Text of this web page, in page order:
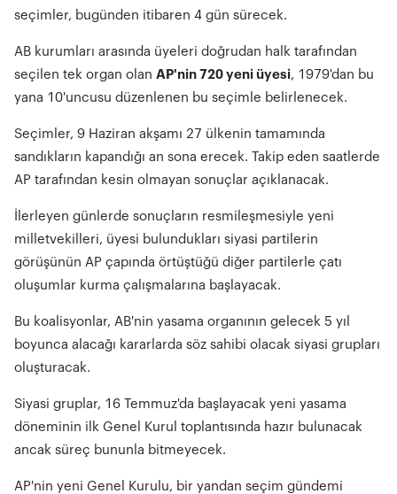
seçimler, bugünden itibaren 4 gün sürecek.
AB kurumları arasında üyeleri doğrudan halk tarafından
seçilen tek organ olan AP'nin 720 yeni üyesi, 1979'dan bu
yana 10'uncusu düzenlenen bu seçimle belirlenecek.
Seçimler, 9 Haziran akşamı 27 ülkenin tamamında
sandıkların kapandığı an sona erecek. Takip eden saatlerde
AP tarafından kesin olmayan sonuçlar açıklanacak.
İlerleyen günlerde sonuçların resmileşmesiyle yeni
milletvekilleri, üyesi bulundukları siyasi partilerin
görüşünün AP çapında örtüştüğü diğer partilerle çatı
oluşumlar kurma çalışmalarına başlayacak.
Bu koalisyonlar, AB'nin yasama organının gelecek 5 yıl
boyunca alacağı kararlarda söz sahibi olacak siyasi grupları
oluşturacak.
Siyasi gruplar, 16 Temmuz'da başlayacak yeni yasama
döneminin ilk Genel Kurul toplantısında hazır bulunacak
ancak süreç bununla bitmeyecek.
AP'nin yeni Genel Kurulu, bir yandan seçim gündemi